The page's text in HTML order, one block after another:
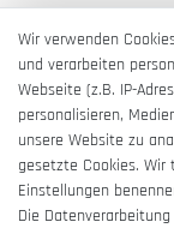
Wir verwenden
und verarbeiten
Webseite (z.B. IP-
personalisieren,
unsere Website zu
gesetzte Cookies.
Einstellungen
Die